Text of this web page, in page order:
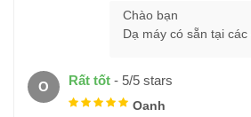
Chào bạn
Dạ máy có sẵn tại
Rất tốt - 5/5 stars
O
Oanh